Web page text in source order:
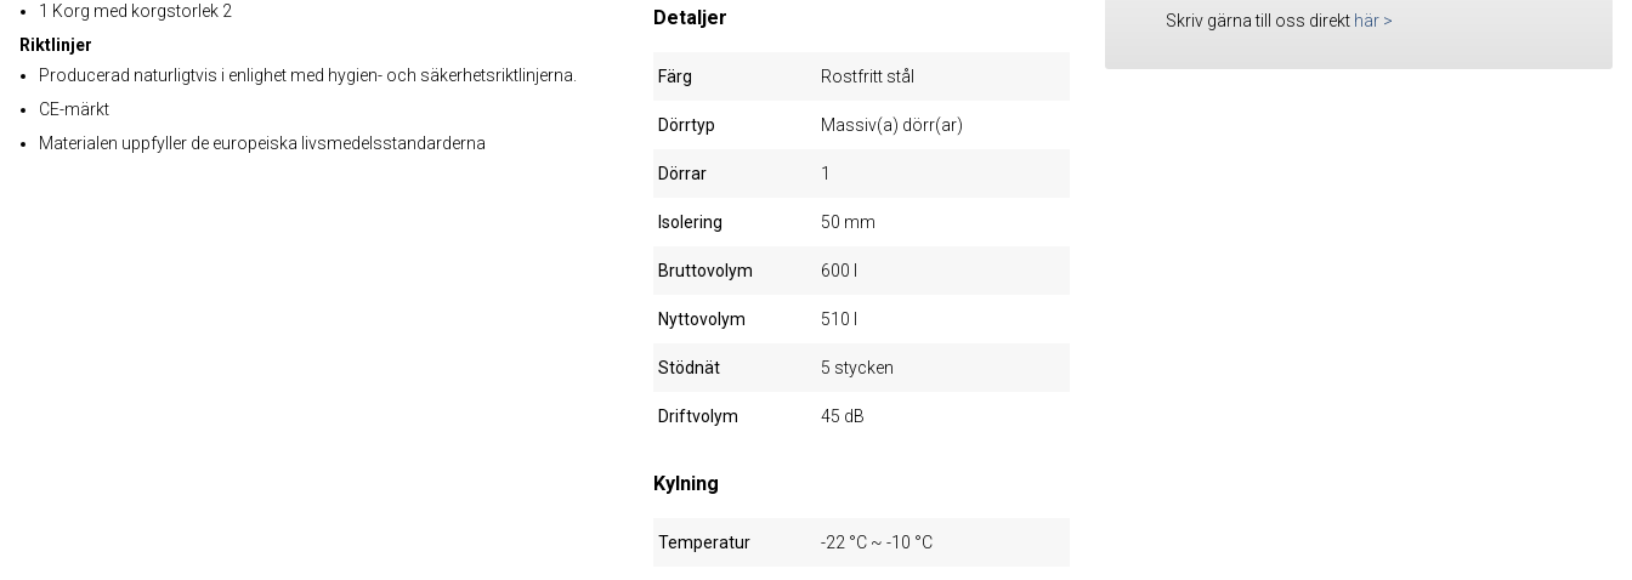
1 Korg med korgstorlek 2
Riktlinjer
Producerad naturligtvis i enlighet med hygien- och säkerhetsriktlinjerna.
CE-märkt
Materialen uppfyller de europeiska livsmedelsstandarderna
Detaljer
Färg Rostfritt stål
Dörrtyp Massiv(a) dörr(ar)
Dörrar 1
Isolering 50 mm
Bruttovolym 600 l
Nyttovolym 510 l
Stödnät 5 stycken
Driftvolym 45 dB
Kylning
Temperatur -22 °C ~ -10 °C
Skriv gärna till oss direkt här >